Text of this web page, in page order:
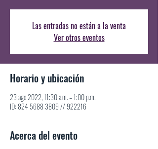
Las entradas no están a la venta
Ver otros eventos
Horario y ubicación
23 ago 2022, 11:30 a.m. – 1:00 p.m.
ID: 824 5688 3809 // 922216
Acerca del evento